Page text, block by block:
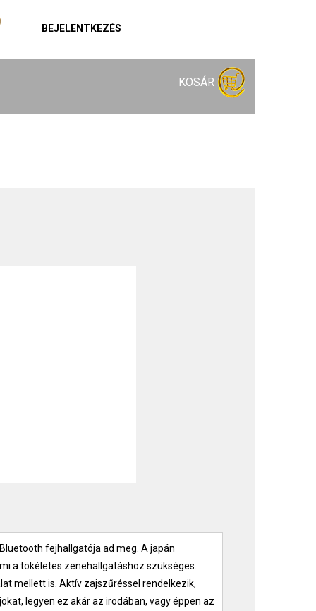
BEJELENTKEZÉS
KOSÁR
fejhallgatója ad meg. A japán
a tökéletes zenehallgatáshoz szükséges.
mellett is. Aktív zajszűréssel rendelkezik,
legyen ez akár az irodában, vagy éppen az